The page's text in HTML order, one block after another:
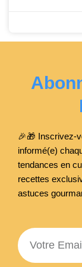
🎉🎁 Inscrivez-
informé(e)
tendances en
recettes
astuces
Email